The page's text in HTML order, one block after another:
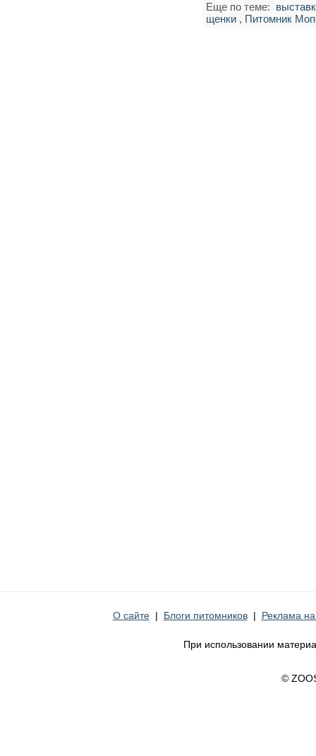
Еще по теме:
щенки , Питомник
О сайте| Блоги питомников| Реклама
При использовании
©